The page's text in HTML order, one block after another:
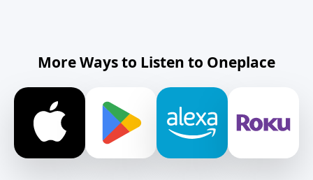
More Ways to Listen to Oneplace